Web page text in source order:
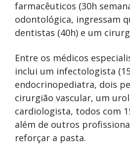
farmacêuticos (30h
odontológica, ingressam
dentistas (40h) e um
Entre os médicos
inclui um infectologista
endocrinopediatra, dois
cirurgião vascular, um
cardiologista, todos com
além de outros
reforçar a pasta.